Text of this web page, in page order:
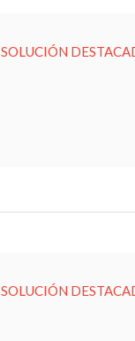
SOLUCIÓN
SOLUCIÓN